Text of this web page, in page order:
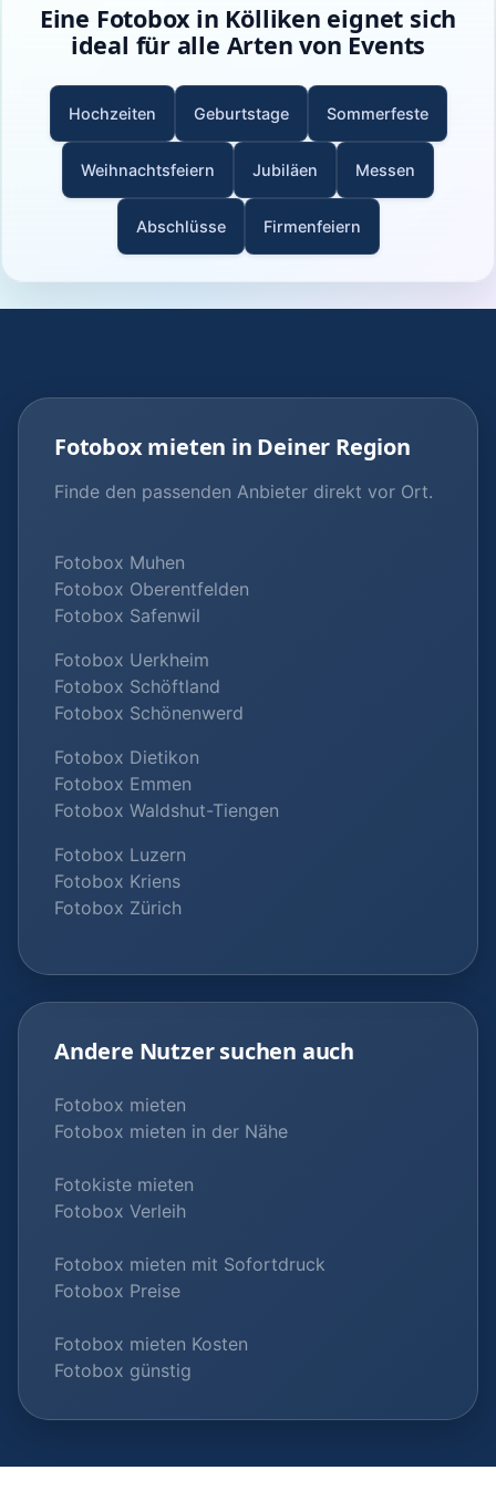
Eine Fotobox in Kölliken eignet sich
ideal für alle Arten von Events
Hochzeiten Geburtstage Sommerfeste
Weihnachtsfeiern Jubiläen Messen
Abschlüsse Firmenfeiern
Fotobox mieten in Deiner Region
Finde den passenden Anbieter direkt vor Ort.
Fotobox Muhen
Fotobox Oberentfelden
Fotobox Safenwil
Fotobox Uerkheim
Fotobox Schöftland
Fotobox Schönenwerd
Fotobox Dietikon
Fotobox Emmen
Fotobox Waldshut-Tiengen
Fotobox Luzern
Fotobox Kriens
Fotobox Zürich
Andere Nutzer suchen auch
Fotobox mieten
Fotobox mieten in der Nähe
Fotokiste mieten
Fotobox Verleih
Fotobox mieten mit Sofortdruck
Fotobox Preise
Fotobox mieten Kosten
Fotobox günstig